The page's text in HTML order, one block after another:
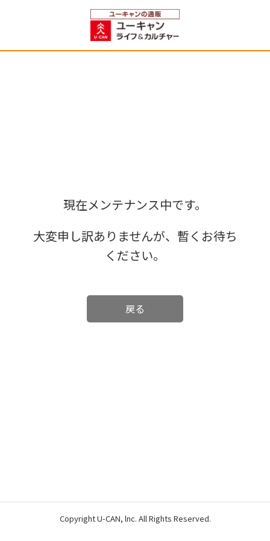
現在メンテナンス中です。
大変申し訳ありませんが、暫くお待ち
ください。
戻る
Copyright U-CAN, lnc. All Rights Reserved.